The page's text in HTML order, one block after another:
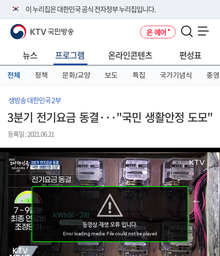
이 누리집은 대한민국 공식 전자정부 누리집입니다.
공식 누리집 주소 확인하기
니다.
이밖에 or.kr 또는 .kr등 다른 도메인 주소를 사용하고 있다면 아래 URL에
서 도메인 주소를 확인해 보세요
KTV 국민방송 온 에어
뉴스 프로그램 온라인콘텐츠 편성표
전체 정책 문화/교양 보도 특집 국가기념식 종영
생방송 대한민국 2부
3분기 전기요금 동결···"국민 생활안정 도모"
등록일 : 2021.06.21